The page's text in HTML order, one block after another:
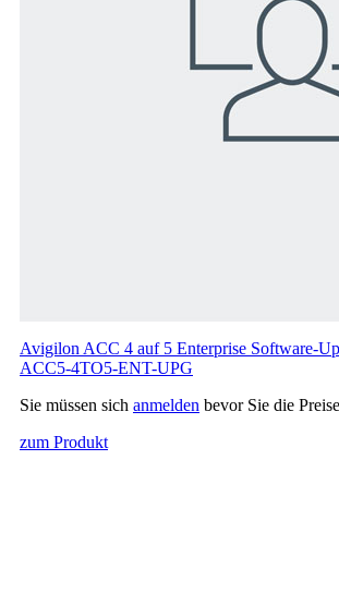
Avigilon ACC 4 auf 5 Enterprise Software-
ACC5-4TO5-ENT-UPG
Sie müssen sich anmelden bevor Sie die
zum Produkt